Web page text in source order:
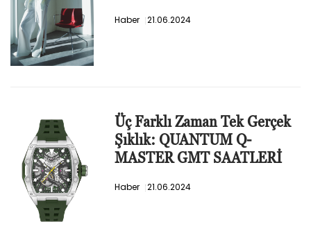
Haber 21.06.2024
Üç Farklı Zaman Tek Gerçek
Şıklık: QUANTUM Q-
MASTER GMT SAATLERİ
Haber 21.06.2024